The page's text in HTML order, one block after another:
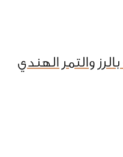
والتمر الهندي